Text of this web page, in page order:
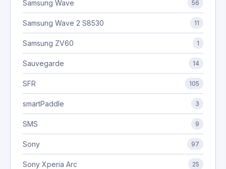
Samsung Wave 56
Samsung Wave 2 S8530 11
Samsung ZV60 1
Sauvegarde 14
SFR 105
smartPaddle 3
SMS 9
Sony 97
Sony Xperia Arc 25